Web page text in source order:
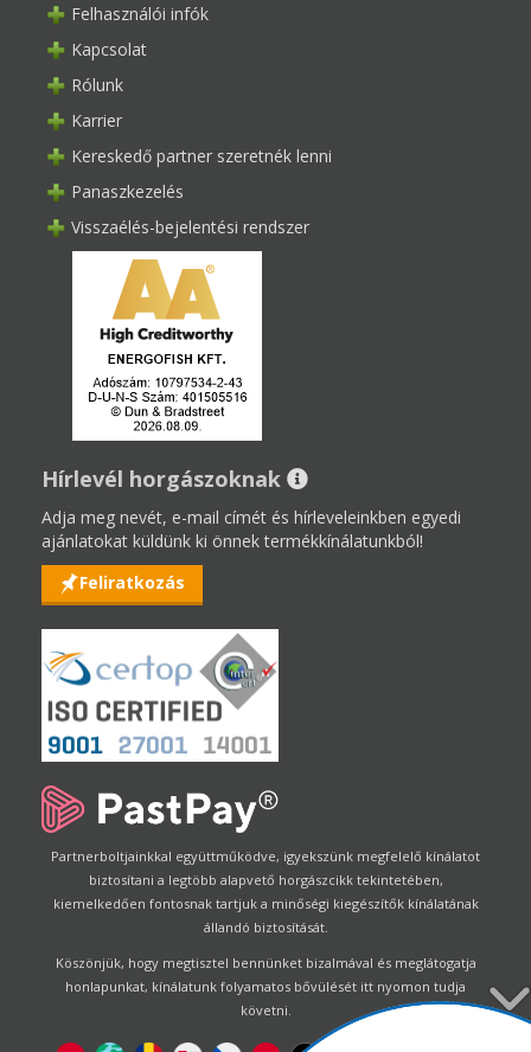
Felhasználói infók
Kapcsolat
Rólunk
Karrier
Kereskedő partner szeretnék lenni
Panaszkezelés
Visszaélés-bejelentési rendszer
Hírlevél horgászoknak
Adja meg nevét, e-mail címét és hírleveleinkben egyedi
ajánlatokat küldünk ki önnek termékkínálatunkból!
Feliratkozás
Partnerboltjainkkal együttműködve, igyekszünk megfelelő kínálatot
biztosítani a legtöbb alapvető horgászcikk tekintetében,
kiemelkedően fontosnak tartjuk a minőségi kiegészítők kínálatának
állandó biztosítását.
Köszönjük, hogy megtisztel bennünket bizalmával és meglátogatja
honlapunkat, kínálatunk folyamatos bővülését itt nyomon tudja
követni.